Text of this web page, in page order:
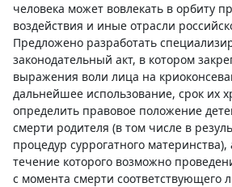
человека может вовлекать в орбиту
воздействия и иные отрасли
Предложено разработать
законодательный акт, в котором
выражения воли лица на
дальнейшее использование, срок их
определить правовое положение
смерти родителя (в том числе в
процедур суррогатного материнства),
течение которого возможно
с момента смерти соответствующего